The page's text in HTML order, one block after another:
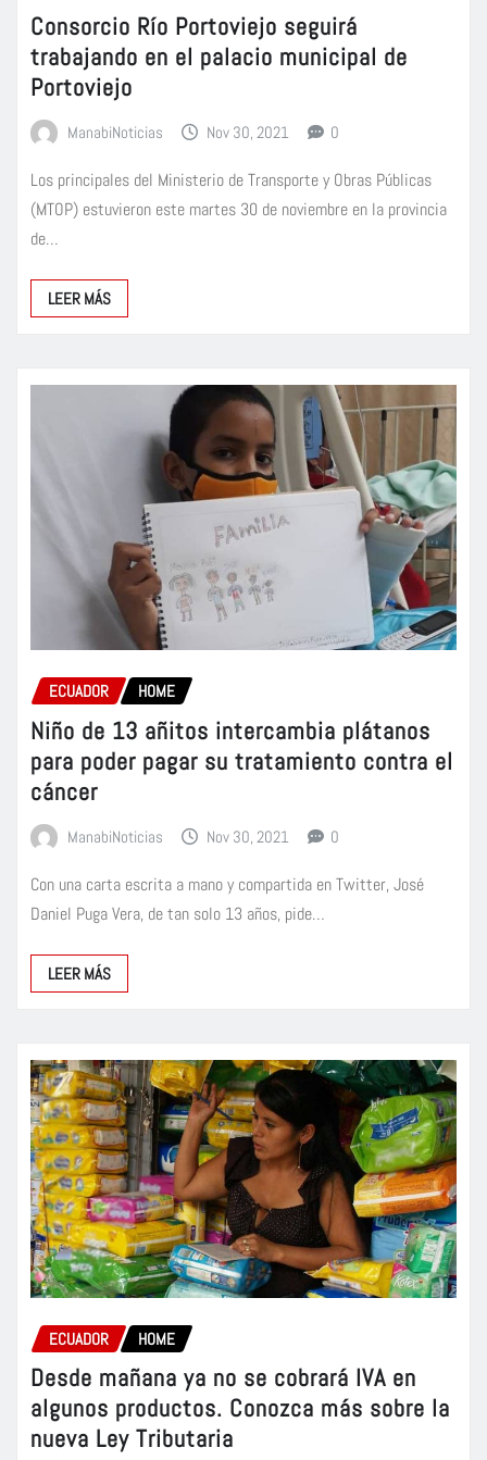
Consorcio Río Portoviejo seguirá
trabajando en el palacio municipal de
Portoviejo
ManabiNoticias Nov 30, 2021 0
Los principales del Ministerio de Transporte y Obras Públicas
(MTOP) estuvieron este martes 30 de noviembre en la provincia
de…
LEER MÁS
ECUADOR HOME
Niño de 13 añitos intercambia plátanos
para poder pagar su tratamiento contra el
cáncer
ManabiNoticias Nov 30, 2021 0
Con una carta escrita a mano y compartida en Twitter, José
Daniel Puga Vera, de tan solo 13 años, pide…
LEER MÁS
ECUADOR HOME
Desde mañana ya no se cobrará IVA en
algunos productos. Conozca más sobre la
nueva Ley Tributaria